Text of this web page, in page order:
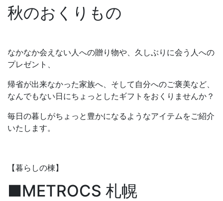
秋のおくりもの
なかなか会えない人への贈り物や、久しぶりに会う人への
プレゼント、
帰省が出来なかった家族へ、そして自分へのご褒美など、
なんでもない日にちょっとしたギフトをおくりませんか？
毎日の暮しがちょっと豊かになるようなアイテムをご紹介
いたします。
【暮らしの棟】
■METROCS 札幌